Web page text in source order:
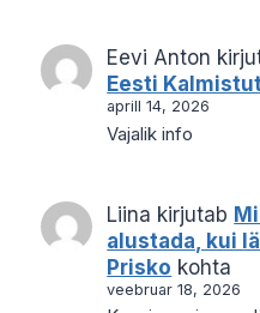
Eevi Anton
Eesti
aprill 14, 2026
Vajalik info
Liina kirjutab
alustada, kui
Prisko kohta
veebruar 18, 2026